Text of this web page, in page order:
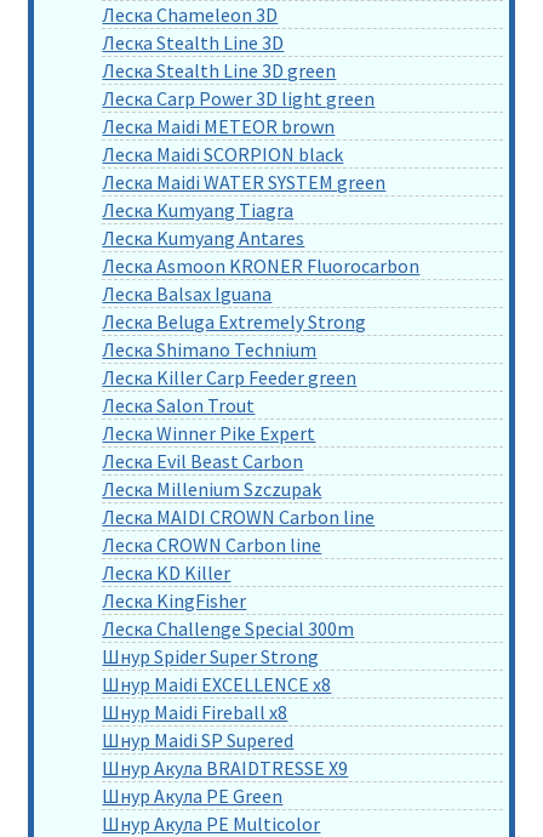
Леска Chameleon 3D
Леска Stealth Line 3D
Леска Stealth Line 3D green
Леска Carp Power 3D light green
Леска Maidi METEOR brown
Леска Maidi SCORPION black
Леска Maidi WATER SYSTEM green
Леска Kumyang Tiagra
Леска Kumyang Antares
Леска Asmoon KRONER Fluorocarbon
Леска Balsax Iguana
Леска Beluga Extremely Strong
Леска Shimano Technium
Леска Killer Carp Feeder green
Леска Salon Trout
Леска Winner Pike Expert
Леска Evil Beast Carbon
Леска Millenium Szczupak
Леска MAIDI CROWN Carbon line
Леска CROWN Carbon line
Леска KD Killer
Леска KingFisher
Леска Challenge Special 300m
Шнур Spider Super Strong
Шнур Maidi EXCELLENCE x8
Шнур Maidi Fireball x8
Шнур Maidi SP Supered
Шнур Акула BRAIDTRESSE X9
Шнур Акула PE Green
Шнур Акула PE Multicolor